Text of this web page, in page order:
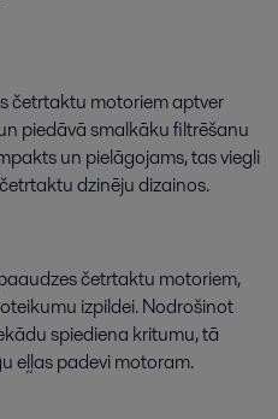
četrtaktu motoriemaptver
piedāvāsmalkākufiltrēšanu
un pielāgojams,tasviegli
četrtaktudzinējudizainos.
četrtaktu motoriem,
izpildei.Nodrošinot
spiediena kritumu,tā
eļļaspadevimotoram.